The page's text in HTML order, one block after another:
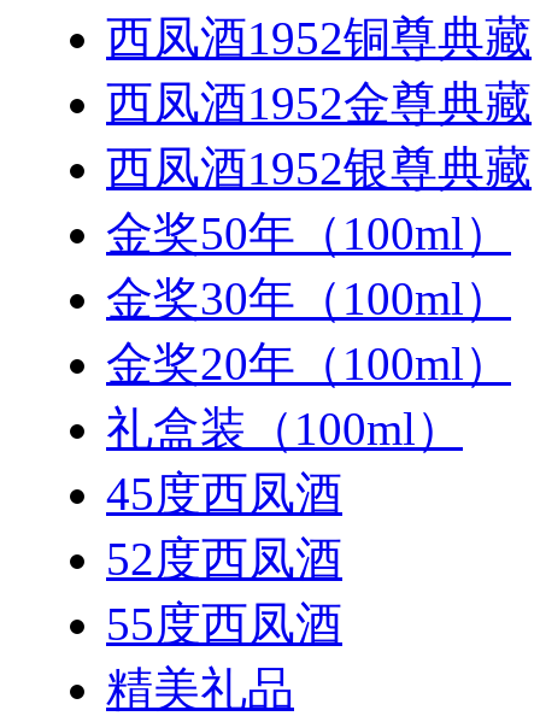
西凤酒1952铜尊典藏
西凤酒1952金尊典藏
西凤酒1952银尊典藏
金奖50年（100ml）
金奖30年（100ml）
金奖20年（100ml）
礼盒装（100ml）
45度西凤酒
52度西凤酒
55度西凤酒
精美礼品